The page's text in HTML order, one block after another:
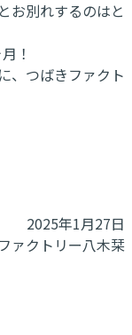
お別れするのはと
！
、つばきファクト
2025年1月27日
ァクトリー八木栞